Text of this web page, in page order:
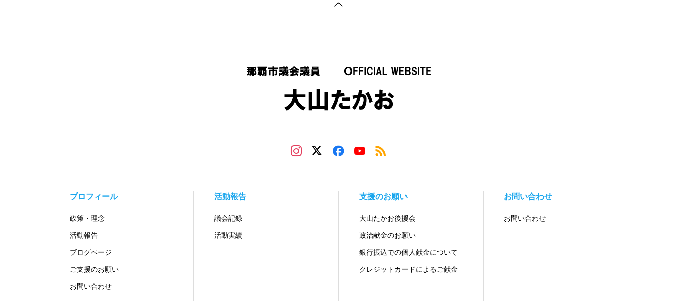
プロフィール
政策・理念
活動報告
ブログページ
ご支援のお願い
お問い合わせ
活動報告
議会記録
活動実績
支援のお願い
大山たかお後援会
政治献金のお願い
銀行振込での個人献金について
クレジットカードによるご献金
お問い合わせ
お問い合わせ